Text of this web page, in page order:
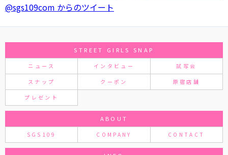
@sgs109com からのツイート
STREET GIRLS SNAP
ニュース インタビュー 試写会
スナップ クーポン 原宿店舗
プレゼント
ABOUT
SGS109 COMPANY CONTACT